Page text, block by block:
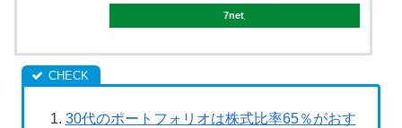
7net
30代のポートフォリオは株式比率65％がおす